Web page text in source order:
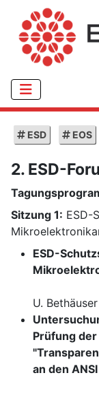
ESD EOS
2. ESD-
Sitzung 1: ESD-
ESD-
U.
Prüfung
an den